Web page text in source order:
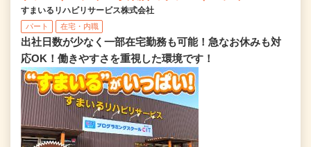
すまいるリハビリサービス株式会社
パート 在宅・内職
出社日数が少なく一部在宅勤務も可能！急なお休みも対
応OK！働きやすさを重視した環境です！